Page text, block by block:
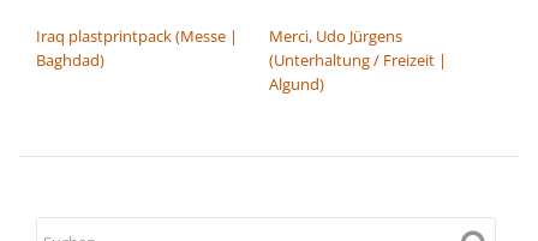
Iraq plastprintpack (Messe |
Baghdad)
Merci, Udo Jürgens
(Unterhaltung / Freizeit |
Algund)